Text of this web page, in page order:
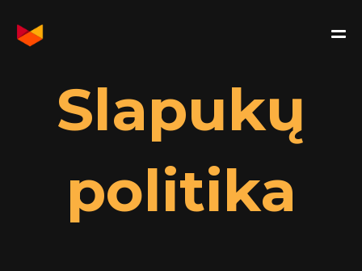
Slapukų
politika